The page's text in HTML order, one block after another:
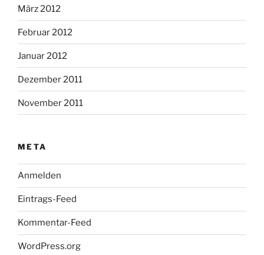
März 2012
Februar 2012
Januar 2012
Dezember 2011
November 2011
META
Anmelden
Eintrags-Feed
Kommentar-Feed
WordPress.org